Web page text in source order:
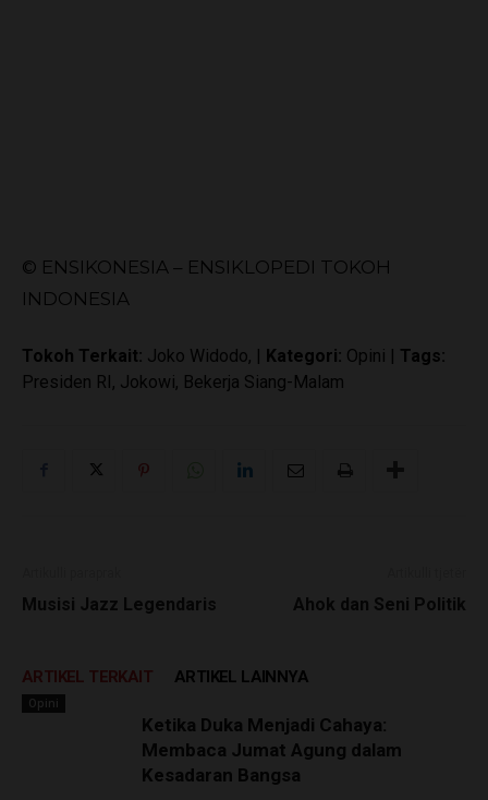
© ENSIKONESIA – ENSIKLOPEDI TOKOH
INDONESIA
Tokoh Terkait: Joko Widodo, | Kategori: Opini | Tags:
Presiden RI, Jokowi, Bekerja Siang-Malam
Musisi Jazz Legendaris Ahok dan Seni Politik
ARTIKEL TERKAIT ARTIKEL LAINNYA
Opini
Ketika Duka Menjadi Cahaya:
Membaca Jumat Agung dalam
Kesadaran Bangsa